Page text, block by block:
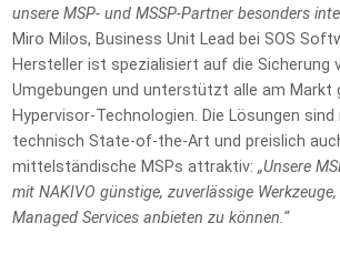
unsere MSP- und MSSP-Partner besonders
Miro Milos, Business Unit Lead bei SOS
Hersteller ist spezialisiert auf die Sicherung
Umgebungen und unterstützt alle am Markt
Hypervisor-Technologien. Die Lösungen
technisch State-of-the-Art und preislich
mittelständische MSPs attraktiv: „Unsere
mit NAKIVO günstige, zuverlässige
Managed Services anbieten zu können.“